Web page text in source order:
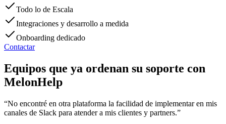
Todo lo de Escala
Integraciones y desarrollo a medida
Onboarding dedicado
Contactar
Equipos que ya ordenan su soporte con
MelonHelp
“No encontré en otra plataforma la facilidad de implementar en mis
canales de Slack para atender a mis clientes y partners.”